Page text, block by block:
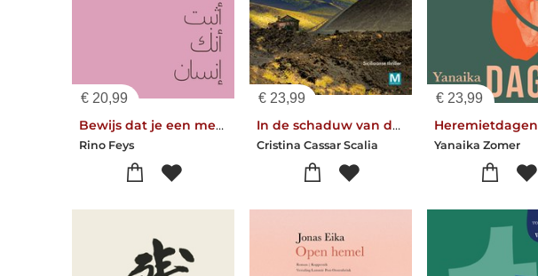
€20,99
Bewijs dat je een mens bent
Rino Feys
€23,99
In de schaduw van de Etna
Cristina Cassar Scalia
€23,99
Heremietdagen
Yanaika Zomer